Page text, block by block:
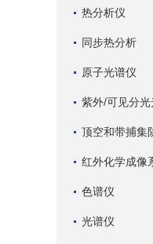
热分析仪
同步热分析
原子光谱仪
紫外/可见分
顶空和带捕集
红外化学成像
色谱仪
光谱仪